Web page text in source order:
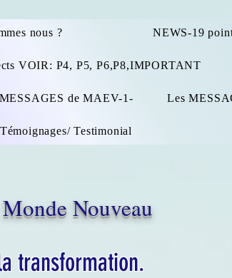
nous ? NEWS-19
VOIR: P4, P5, P6,P8,IMPORTANT
de MAEV-1- Les
Témoignages/ Testimonial
Nouveau
transformation.